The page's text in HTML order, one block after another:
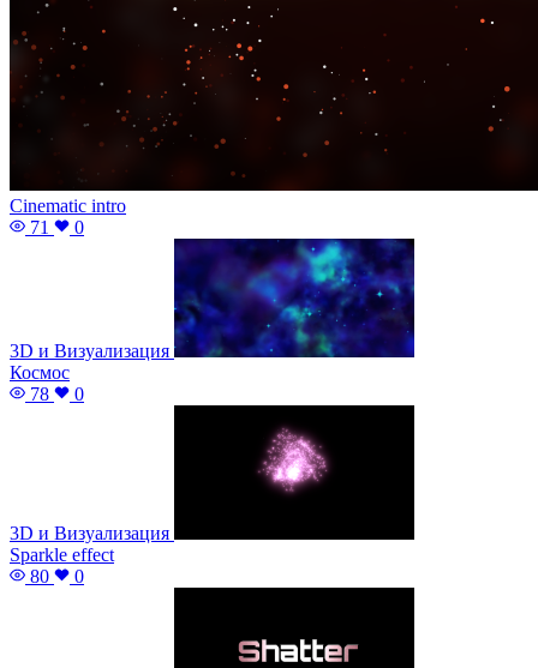
Cinematic intro
71
0
3D и Визуализация
Космос
78
0
3D и Визуализация
Sparkle effect
80
0